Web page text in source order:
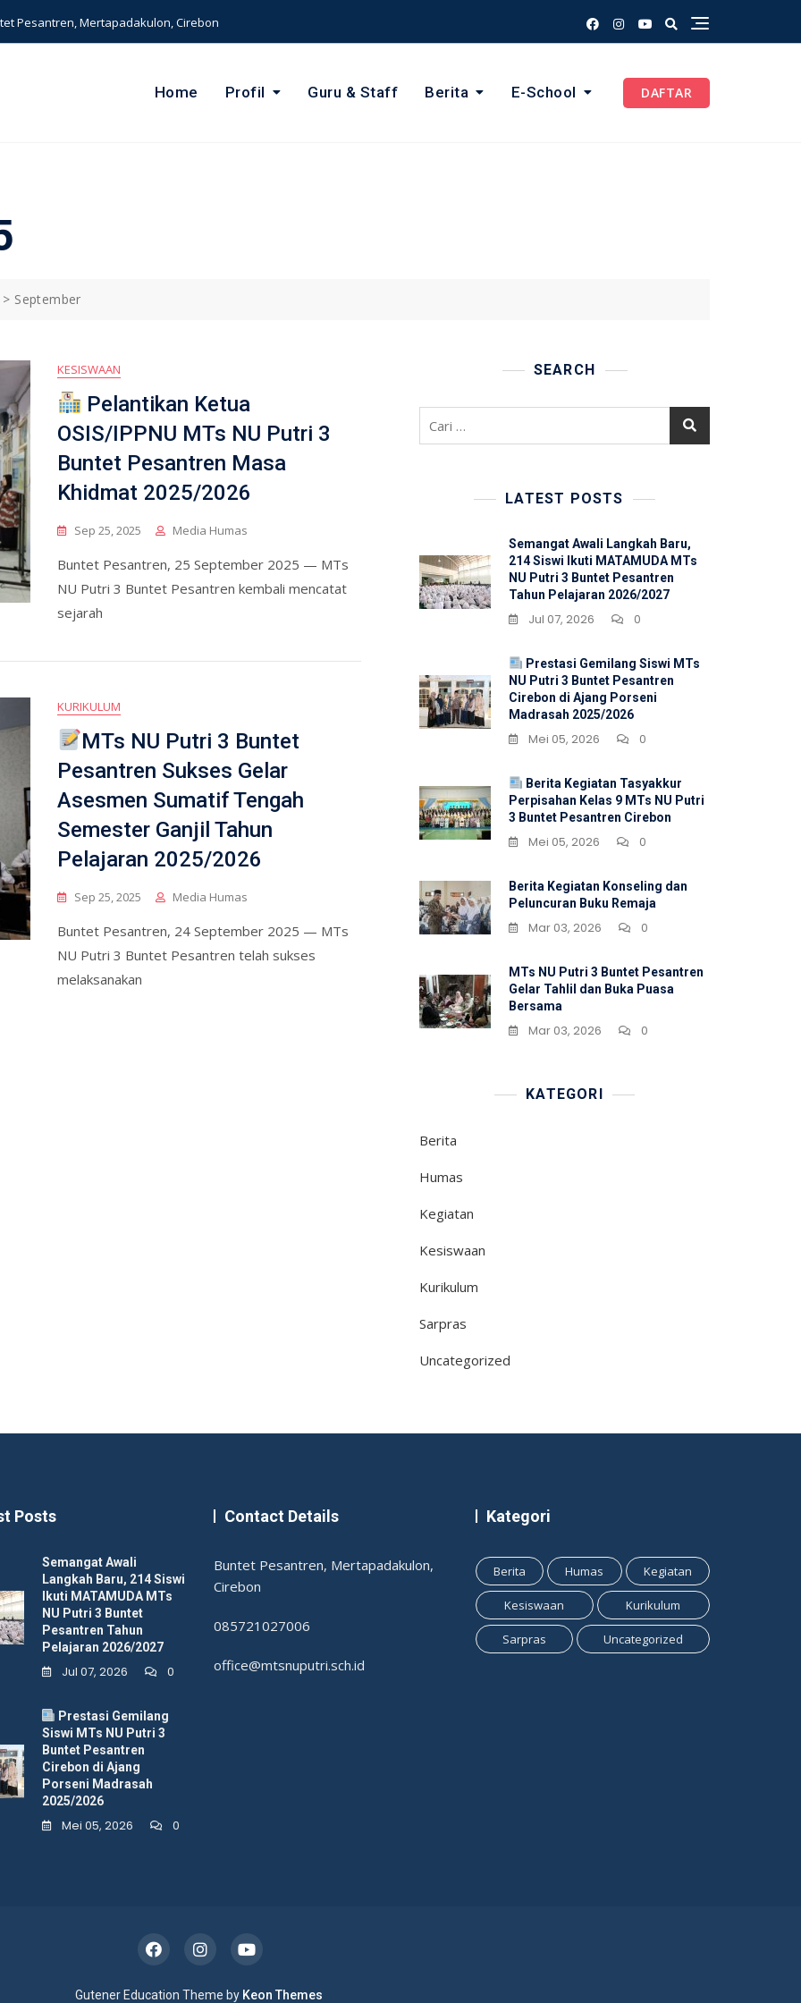
Pesantren, Mertapadakulon, Cirebon
Home Profil Guru & Staff Berita E-School DAFTAR
> September
KESISWAAN
Pelantikan Ketua
OSIS/IPPNU MTs NU Putri 3
Buntet Pesantren Masa
Khidmat 2025/2026
Sep 25, 2025 Media Humas
Buntet Pesantren, 25 September 2025 — MTs
NU Putri 3 Buntet Pesantren kembali mencatat
sejarah
KURIKULUM
MTs NU Putri 3 Buntet
Pesantren Sukses Gelar
Asesmen Sumatif Tengah
Semester Ganjil Tahun
Pelajaran 2025/2026
Sep 25, 2025 Media Humas
Buntet Pesantren, 24 September 2025 — MTs
NU Putri 3 Buntet Pesantren telah sukses
melaksanakan
SEARCH
LATEST POSTS
Semangat Awali Langkah Baru,
214 Siswi Ikuti MATAMUDA MTs
NU Putri 3 Buntet Pesantren
Tahun Pelajaran 2026/2027
Jul 07, 2026 0
Prestasi Gemilang Siswi MTs
NU Putri 3 Buntet Pesantren
Cirebon di Ajang Porseni
Madrasah 2025/2026
Mei 05, 2026 0
Berita Kegiatan Tasyakkur
Perpisahan Kelas 9 MTs NU Putri
3 Buntet Pesantren Cirebon
Mei 05, 2026 0
Berita Kegiatan Konseling dan
Peluncuran Buku Remaja
Mar 03, 2026 0
MTs NU Putri 3 Buntet Pesantren
Gelar Tahlil dan Buka Puasa
Bersama
Mar 03, 2026 0
KATEGORI
Berita
Humas
Kegiatan
Kesiswaan
Kurikulum
Sarpras
Uncategorized
Posts
Semangat Awali
Langkah Baru, 214 Siswi
Ikuti MATAMUDA MTs
NU Putri 3 Buntet
Pesantren Tahun
Pelajaran 2026/2027
Jul 07, 2026 0
Prestasi Gemilang
Siswi MTs NU Putri 3
Buntet Pesantren
Cirebon di Ajang
Porseni Madrasah
2025/2026
Mei 05, 2026 0
Contact Details
Buntet Pesantren, Mertapadakulon,
Cirebon
085721027006
office@mtsnuputri.sch.id
Kategori
Berita Humas Kegiatan
Kesiswaan Kurikulum
Sarpras Uncategorized
Gutener Education Theme by Keon Themes